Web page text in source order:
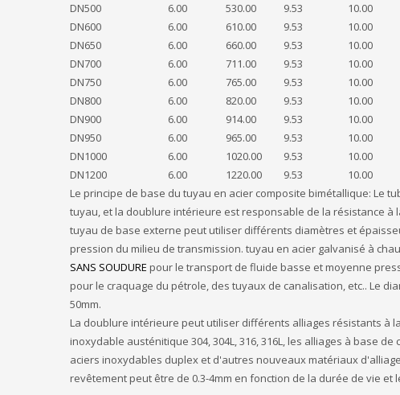
DN500
6.00 530.00 9.53 10.00
DN600
6.00 610.00 9.53 10.00
DN650
6.00 660.00 9.53 10.00
DN700
6.00 711.00 9.53 10.00
DN750
6.00 765.00 9.53 10.00
DN800
6.00 820.00 9.53 10.00
DN900
6.00 914.00 9.53 10.00
DN950
6.00 965.00 9.53 10.00
DN1000
6.00 1020.00 9.53 10.00
DN1200
6.00 1220.00 9.53 10.00
Le principe de base du tuyau en acier composite bimétallique: Le
tuyau, et la doublure intérieure est responsable de la résistance à
tuyau de base externe peut utiliser différents diamètres et
pression du milieu de transmission. tuyau en acier galvanisé à
SANS SOUDURE pour le transport de fluide basse et moyenne
pour le craquage du pétrole, des tuyaux de canalisation, etc.. Le
50mm.
La doublure intérieure peut utiliser différents alliages résistants à
inoxydable austénitique 304, 304L, 316, 316L, les alliages à base
aciers inoxydables duplex et d'autres nouveaux matériaux
revêtement peut être de 0.3-4mm en fonction de la durée de vie et